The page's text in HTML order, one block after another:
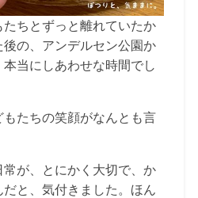
ちとずっと離れていたか
の、アンデルセン公園か
当にしあわせな時間でし
たちの笑顔がなんとも言
が、とにかく大切で、か
と、気付きました。ほん